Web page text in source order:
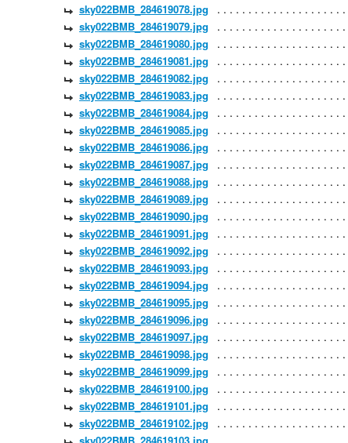
sky022BMB_284619078.jpg
sky022BMB_284619079.jpg
sky022BMB_284619080.jpg
sky022BMB_284619081.jpg
sky022BMB_284619082.jpg
sky022BMB_284619083.jpg
sky022BMB_284619084.jpg
sky022BMB_284619085.jpg
sky022BMB_284619086.jpg
sky022BMB_284619087.jpg
sky022BMB_284619088.jpg
sky022BMB_284619089.jpg
sky022BMB_284619090.jpg
sky022BMB_284619091.jpg
sky022BMB_284619092.jpg
sky022BMB_284619093.jpg
sky022BMB_284619094.jpg
sky022BMB_284619095.jpg
sky022BMB_284619096.jpg
sky022BMB_284619097.jpg
sky022BMB_284619098.jpg
sky022BMB_284619099.jpg
sky022BMB_284619100.jpg
sky022BMB_284619101.jpg
sky022BMB_284619102.jpg